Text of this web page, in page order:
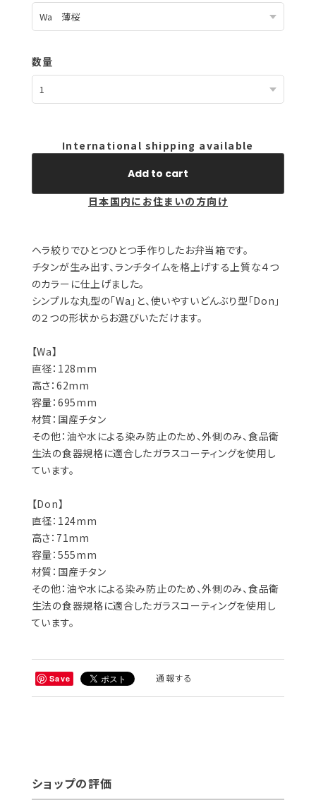
数量
International shipping available
Add to cart
日本国内にお住まいの方向け
ヘラ絞りでひとつひとつ手作りしたお弁当箱です。
チタンが生み出す、ランチタイムを格上げする上質な４つ
のカラーに仕上げました。
シンプルな丸型の「Wa」と、使いやすいどんぶり型「Don」
の２つの形状からお選びいただけます。
【Wa】
直径：128mm
高さ：62mm
容量：695mm
材質：国産チタン
その他：油や水による染み防止のため、外側のみ、食品衛
生法の食器規格に適合したガラスコーティングを使用し
ています。
【Don】
直径：124mm
高さ：71mm
容量：555mm
材質：国産チタン
その他：油や水による染み防止のため、外側のみ、食品衛
生法の食器規格に適合したガラスコーティングを使用し
ています。
Save 通報する
ショップの評価